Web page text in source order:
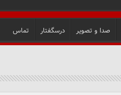
صدا و تصویر درسگفتار تماس